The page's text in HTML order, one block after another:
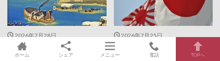
2026年7月28日
和の国から大日本帝国へ(その3) —
― 「和」の理念はなぜ失われたの
2026年7月25日
和の国から、大日本帝国になった
日本 (その2) ―― 薩長はなぜ倒幕
ホーム シェア メニュー 電話 TOPへ